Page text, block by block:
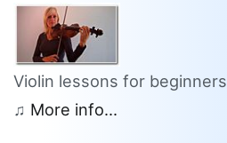
Violin lessons for beginners
♫ More info...